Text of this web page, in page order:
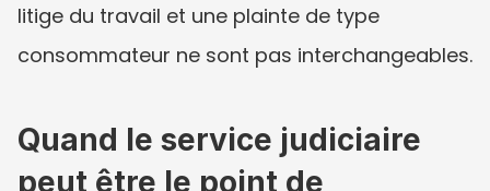
litige du travail et une plainte de type
consommateur ne sont pas interchangeables.
Quand le service judiciaire
peut être le point de